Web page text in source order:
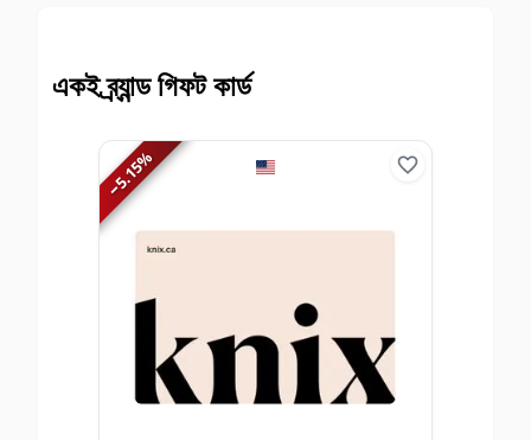
একই ব্র্যান্ড গিফট কার্ড
−
5.15
%